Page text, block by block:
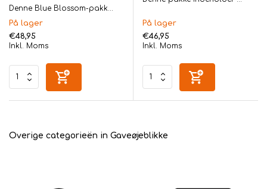
Denne Blue Blossom-pakk...
På lager
€48,95
Inkl. Moms
På lager
€46,95
Inkl. Moms
Overige categorieën in Gaveøjeblikke